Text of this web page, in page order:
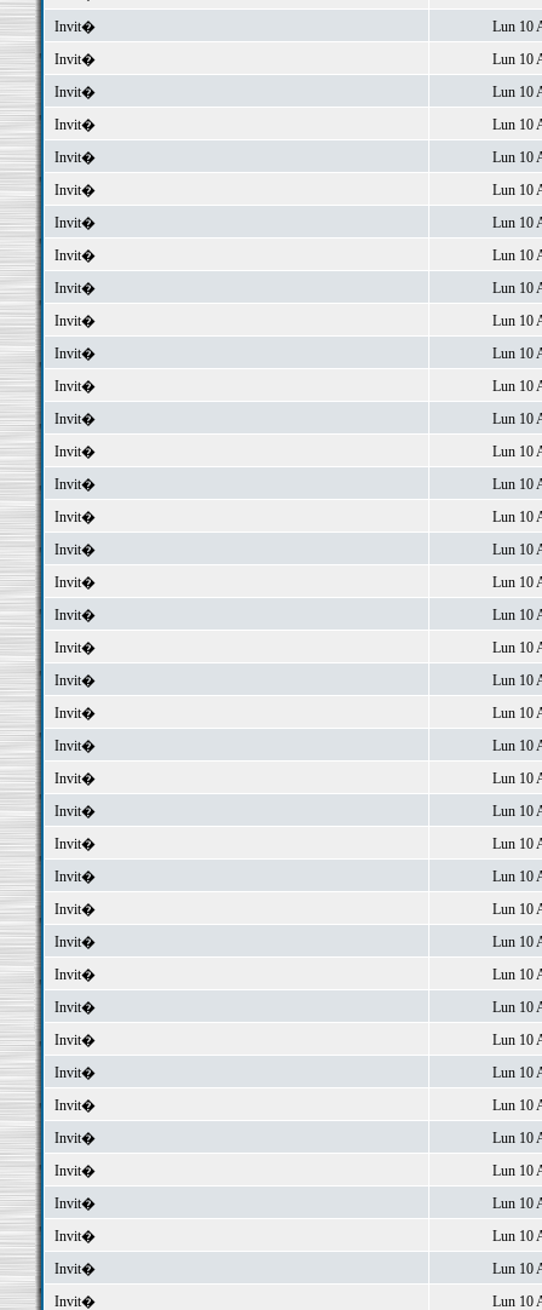
Invit�
Lun 10
Invit�
Lun 10
Invit�
Lun 10
Invit�
Lun 10
Invit�
Lun 10
Invit�
Lun 10
Invit�
Lun 10
Invit�
Lun 10
Invit�
Lun 10
Invit�
Lun 10
Invit�
Lun 10
Invit�
Lun 10
Invit�
Lun 10
Invit�
Lun 10
Invit�
Lun 10
Invit�
Lun 10
Invit�
Lun 10
Invit�
Lun 10
Invit�
Lun 10
Invit�
Lun 10
Invit�
Lun 10
Invit�
Lun 10
Invit�
Lun 10
Invit�
Lun 10
Invit�
Lun 10
Invit�
Lun 10
Invit�
Lun 10
Invit�
Lun 10
Invit�
Lun 10
Invit�
Lun 10
Invit�
Lun 10
Invit�
Lun 10
Invit�
Lun 10
Invit�
Lun 10
Invit�
Lun 10
Invit�
Lun 10
Invit�
Lun 10
Invit�
Lun 10
Invit�
Lun 10
Invit�
Lun 10